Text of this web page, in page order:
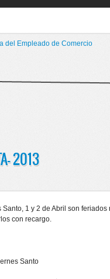
del Empleado de Comercio
2013
1 y 2 de Abril son
con recargo.
Santo